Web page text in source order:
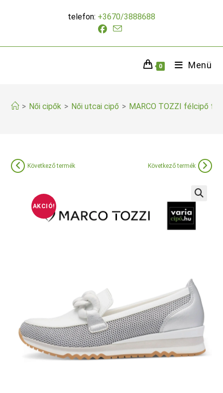
telefon: +3670/3888688
0 Menü
> Női cipők > Női utcai cipő > MARCO TOZZI félcipő
AKCIÓ!
Következő termék Következő termék